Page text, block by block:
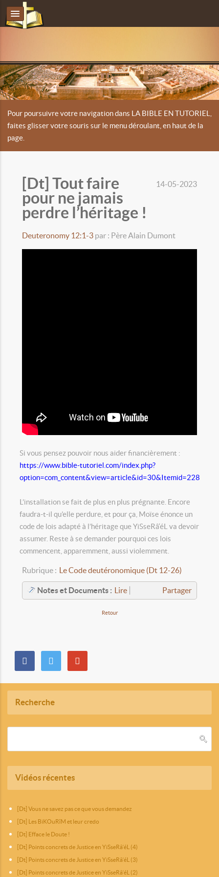
Pour poursuivre votre navigation dans LA BIBLE EN TUTORIEL,
faites glisser votre souris sur le menu déroulant, en haut de la
page.
14-05-2023
[Dt] Tout faire
pour ne jamais
perdre l’héritage !
Deuteronomy 12:1-3 par : Père Alain Dumont
Si vous pensez pouvoir nous aider financièrement :
https://www.bible-tutoriel.com/index.php?
option=com_content&view=article&id=30&Itemid=228
L’installation se fait de plus en plus prégnante. Encore
faudra-t-il qu’elle perdure, et pour ça, Moïse énonce un
code de lois adapté à l’héritage que YiSseRâ‘éL va devoir
assumer. Reste à se demander pourquoi ces lois
commencent, apparemment, aussi violemment.
Rubrique : Le Code deutéronomique (Dt 12-26)
Partager
Notes et Documents : Lire
Retour
Recherche
Vidéos récentes
[Dt] Vous ne savez pas ce que vous demandez
[Dt] Les BiKOuRîM et leur credo
[Dt] Efface le Doute !
[Dt] Points concrets de Justice en YiSseRâ‘éL (4)
[Dt] Points concrets de Justice en YiSseRâ‘éL (3)
[Dt] Points concrets de Justice en YiSseRâ‘éL (2)